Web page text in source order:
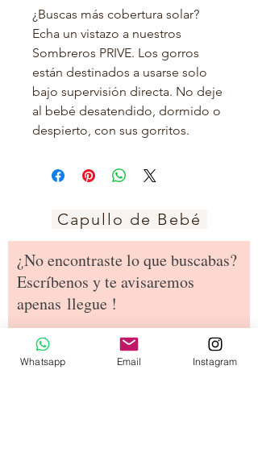
¿Buscas más cobertura solar?
Echa un vistazo a nuestros
Sombreros PRIVE. Los gorros
están destinados a usarse solo
bajo supervisión directa. No deje
al bebé desatendido, dormido o
despierto, con sus gorritos.
Capullo de Bebé
¿No encontraste lo que buscabas?
Escríbenos y te avisaremos
apenas llegue !
¿Cuál es tu nombre?
Whatsapp Email Instagram